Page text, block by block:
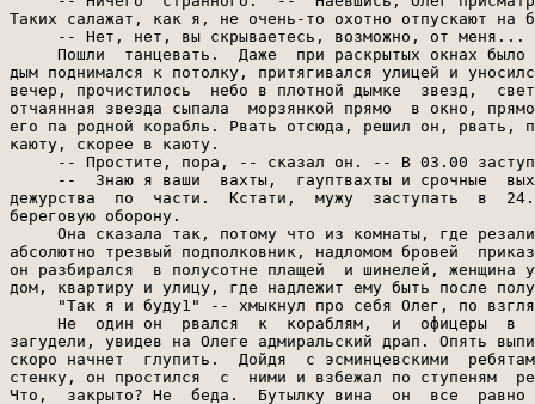
Таких салажат, как я, не очень-то охотно отпускают на
-- Нет, нет, вы скрываетесь, возможно, от меня...
Пошли  танцевать.  Даже  при раскрытых окнах было
дым поднимался к потолку, притягивался улицей и
вечер, прочистилось  небо в плотной дымке  звезд,
отчаянная звезда сыпала  морзянкой прямо  в окно,
его па родной корабль. Рвать отсюда, решил он, рвать,
каюту, скорее в каюту.
-- Простите, пора, -- сказал он. -- В 03.00
--  Знаю я ваши  вахты,  гауптвахты и срочные
дежурства  по  части.  Кстати,  мужу  заступать  в
береговую оборону.
Она сказала так, потому что из комнаты, где
абсолютно трезвый подполковник, надломом бровей
он разбирался  в полусотне плащей  и шинелей, женщина
дом, квартиру и улицу, где надлежит ему быть после
"Так я и буду1" -- хмыкнул про себя Олег, по
Не  один он  рвался  к  кораблям,  и  офицеры  в
загудели, увидев на Олеге адмиральский драп. Опять
скоро начнет  глупить.  Дойдя  с эсминцевскими
стенку, он простился  с  ними и взбежал по ступеням
Что,  закрыто? Не  беда.  Бутылку вина  он  все